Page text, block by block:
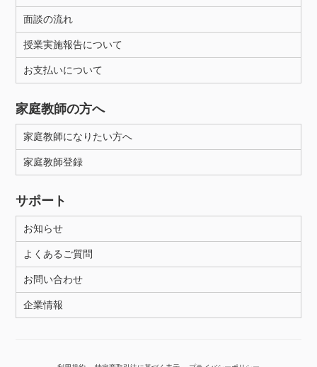
年齢：18-101歳
面談の流れ
授業実施報告について
お支払いについて
家庭教師の方へ
家庭教師になりたい方へ
家庭教師登録
サポート
お知らせ
よくあるご質問
お問い合わせ
企業情報